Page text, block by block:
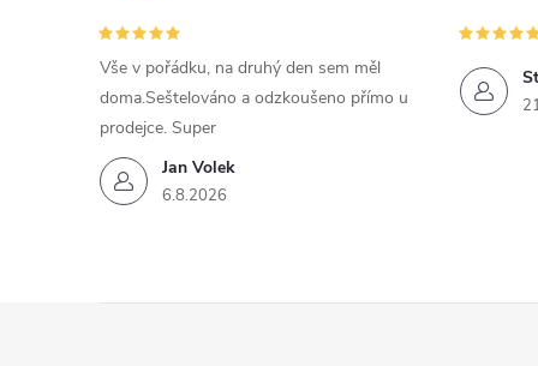
Jan Volek
6.8.2026
Vše v pořádku, na druhý den sem měl
doma.Seštelováno a odzkoušeno přímo u
prodejce. Super